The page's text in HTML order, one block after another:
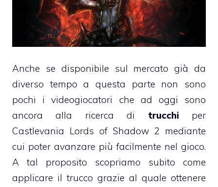
Anche se disponibile sul mercato già da
diverso tempo a questa parte non sono
pochi i videogiocatori che ad oggi sono
ancora alla ricerca di trucchi per
Castlevania Lords of Shadow 2 mediante
cui poter avanzare più facilmente nel gioco.
A tal proposito scopriamo subito come
applicare il trucco grazie al quale ottenere